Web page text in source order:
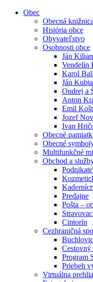
Obec
Obecná knižnica
História obce
Obyvateľstvo
Osobnosti obce
Ján Kilian
Vendelín
Karol
Ján
Ondrej a
Anton
Emil
Jozef
Ivan
Obecné
Obecné
Multifunkčné
Obchod a
Predajne
Pošta –
Cintorín
Cezhraničná
Cestovný
Program
Priebeh
Virtuálna